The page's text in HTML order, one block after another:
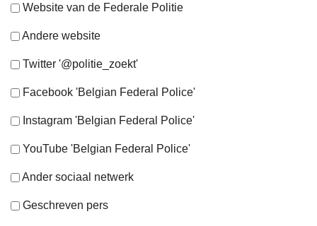
Website van de Federale Politie
Andere website
Twitter '@politie_zoekt'
Facebook 'Belgian Federal Police'
Instagram 'Belgian Federal Police'
YouTube 'Belgian Federal Police'
Ander sociaal netwerk
Geschreven pers